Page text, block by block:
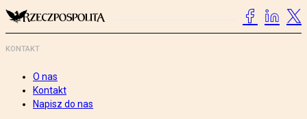
KONTAKT
O nas
Kontakt
Napisz do nas